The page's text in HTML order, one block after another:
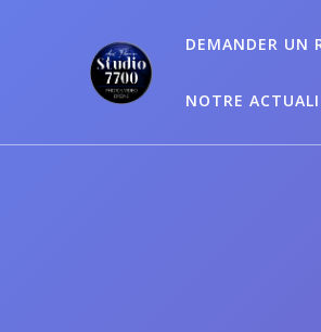
DEMANDER UN
NOTRE